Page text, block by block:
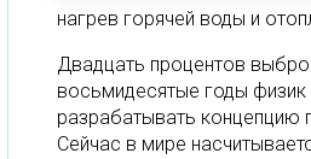
нагрев горячей воды и
Двадцать процентов
восьмидесятые годы
разрабатывать концепцию
Сейчас в мире